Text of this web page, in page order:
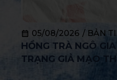
05/08/2026 / BẢN
HỒNG TRÀ NGÔ
TRẠNG GIẢ MẠO
VẤN NHƯỢNG